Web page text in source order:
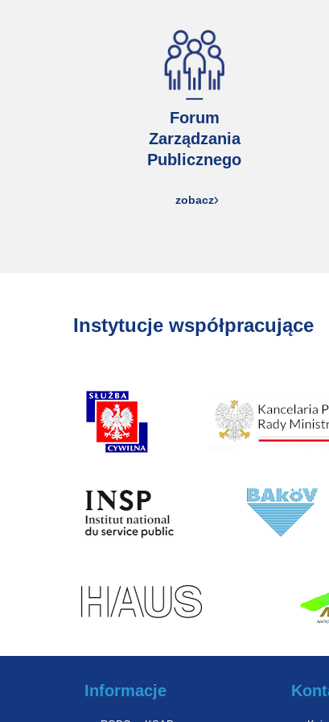
Forum
Zarządzania
Publicznego
zobacz
Instytucje współpracujące
Informacje